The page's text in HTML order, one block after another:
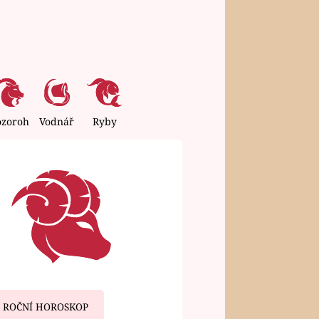
Vodnář Ryby
ROČNÍ HOROSKOP